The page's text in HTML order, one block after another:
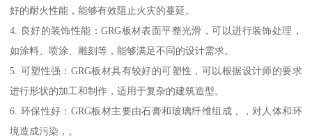
好的耐火性能，能够有效阻止火灾的蔓延。
4. 良好的装饰性能：GRG板材表面平整光滑，可以进行装饰处理，
如涂料、喷涂、雕刻等，能够满足不同的设计需求。
5. 可塑性强：GRG板材具有较好的可塑性，可以根据设计师的要求
进行形状的加工和制作，适用于复杂的建筑造型。
6. 环保性好：GRG板材主要由石膏和玻璃纤维组成，，对人体和环
境造成污染，。